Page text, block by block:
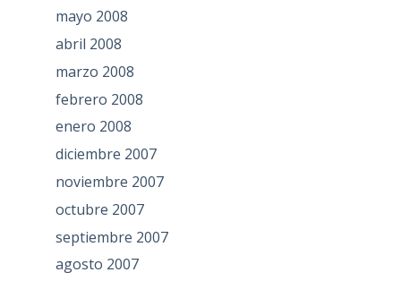
mayo 2008
abril 2008
marzo 2008
febrero 2008
enero 2008
diciembre 2007
noviembre 2007
octubre 2007
septiembre 2007
agosto 2007